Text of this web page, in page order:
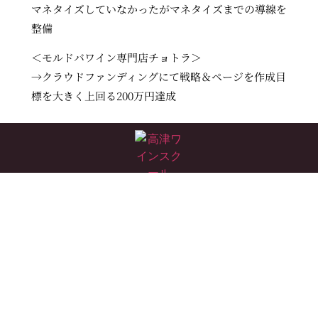
マネタイズしていなかったがマネタイズまでの導線を
整備
＜モルドバワイン専門店チョトラ＞
→クラウドファンディングにて戦略＆ページを作成目
標を大きく上回る200万円達成